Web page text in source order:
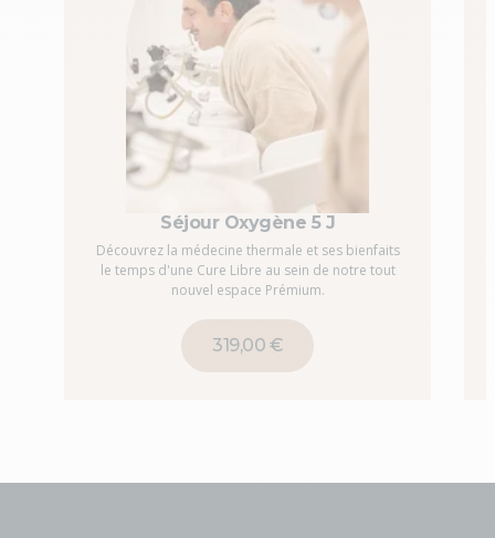
Séjour Oxygène 5 J
Découvrez la médecine thermale et ses bienfaits
le temps d'une Cure Libre au sein de notre tout
nouvel espace Prémium.
319,00 €